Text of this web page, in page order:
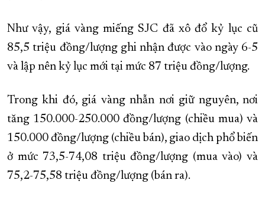
Như vậy, giá vàng miếng SJC đã xô đổ kỷ lục cũ
85,5 triệu đồng/lượng ghi nhận được vào ngày 6-5
và lập nên kỷ lục mới tại mức 87 triệu đồng/lượng.
Trong khi đó, giá vàng nhẫn nơi giữ nguyên, nơi
tăng 150.000-250.000 đồng/lượng (chiều mua) và
150.000 đồng/lượng (chiều bán), giao dịch phổ biến
ở mức 73,5-74,08 triệu đồng/lượng (mua vào) và
75,2-75,58 triệu đồng/lượng (bán ra).